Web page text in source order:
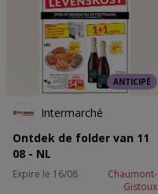
ANTICIPÉ
Intermarché
Ontdek de folder van 11
08 - NL
Expire le 16/08
Chaumont-
Gistoux